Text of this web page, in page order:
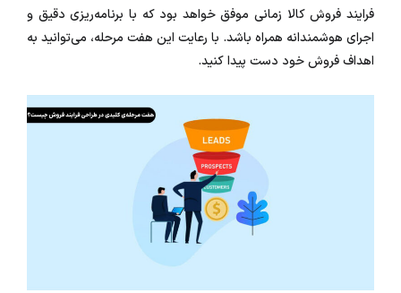
فرایند فروش کالا زمانی موفق خواهد بود که با برنامه‌ریزی دقیق و
اجرای هوشمندانه همراه باشد. با رعایت این هفت مرحله، می‌توانید به
اهداف فروش خود دست پیدا کنید.